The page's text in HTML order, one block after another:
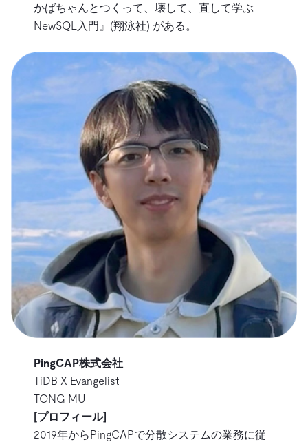
かばちゃんとつくって、壊して、直して学ぶ
NewSQL入門』(翔泳社) がある。
PingCAP株式会社
TiDB X Evangelist
TONG MU
[プロフィール]
2019年からPingCAPで分散システムの業務に従